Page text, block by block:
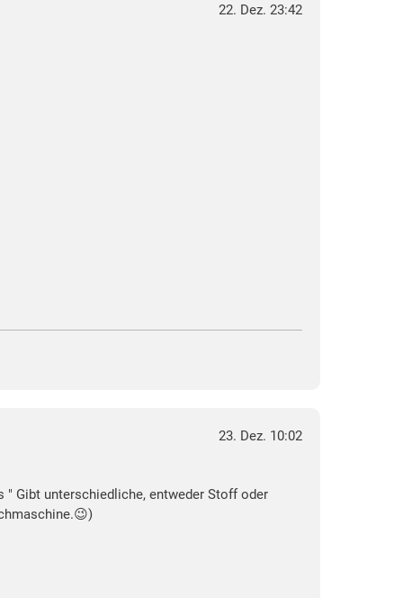
22. Dez. 23:42
23. Dez. 10:02
" Gibt unterschiedliche, entweder Stoff oder